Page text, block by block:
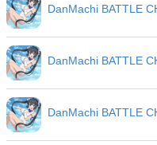
DanMachi BATTLE
DanMachi BATTLE
DanMachi BATTLE